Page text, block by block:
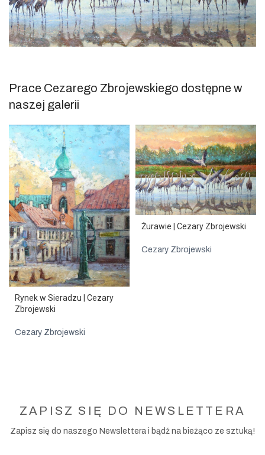
Prace Cezarego Zbrojewskiego dostępne w
naszej galerii
Rynek w Sieradzu | Cezary
Zbrojewski
Cezary Zbrojewski
Żurawie | Cezary Zbrojewski
Cezary Zbrojewski
ZAPISZ SIĘ DO NEWSLETTERA
Zapisz się do naszego Newslettera i bądź na bieżąco ze sztuką!